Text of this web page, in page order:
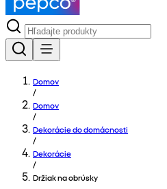
Domov
/
Domov
/
Dekorácie do domácnosti
/
Dekorácie
/
Držiak na obrúsky